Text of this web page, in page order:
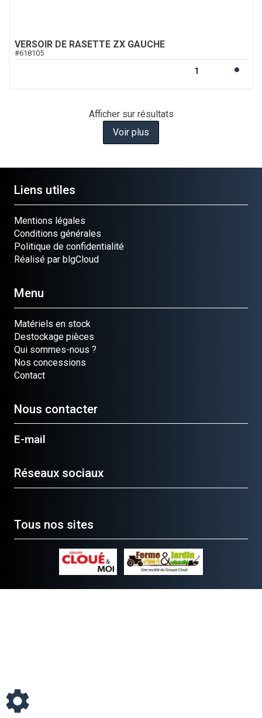
VERSOIR DE RASETTE ZX GAUCHE
#618105
Afficher sur résultats
Voir plus
Liens utiles
Mentions légales
Conditions générales
Politique de confidentialité
Réalisé par blgCloud
Menu
Matériels en stock
Destockage pièces
Qui sommes-nous ?
Nos concessions
Contact
Nous contacter
E-mail
Réseaux sociaux
Tous nos sites